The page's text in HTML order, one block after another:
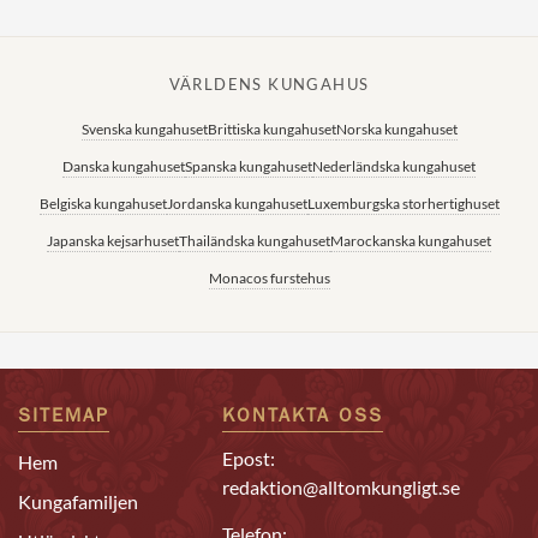
VÄRLDENS KUNGAHUS
Svenska kungahusetBrittiska kungahusetNorska kungahuset
Danska kungahusetSpanska kungahusetNederländska kungahuset
Belgiska kungahusetJordanska kungahusetLuxemburgska storhertighuset
Japanska kejsarhusetThailändska kungahusetMarockanska kungahuset
Monacos furstehus
SITEMAP
Hem
Kungafamiljen
KONTAKTA OSS
Epost:
redaktion@alltomkungligt.se